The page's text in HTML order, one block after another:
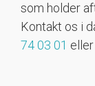
som holder
Kontakt os i
74 03 01